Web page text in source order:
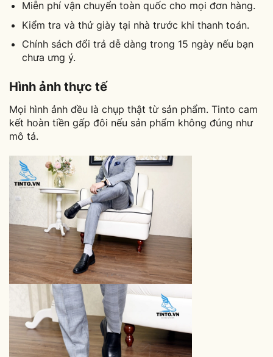
Miễn phí vận chuyển toàn quốc cho mọi đơn hàng.
Kiểm tra và thử giày tại nhà trước khi thanh toán.
Chính sách đổi trả dễ dàng trong 15 ngày nếu bạn
chưa ưng ý.
Hình ảnh thực tế
Mọi hình ảnh đều là chụp thật từ sản phẩm. Tinto cam
kết hoàn tiền gấp đôi nếu sản phẩm không đúng như
mô tả.